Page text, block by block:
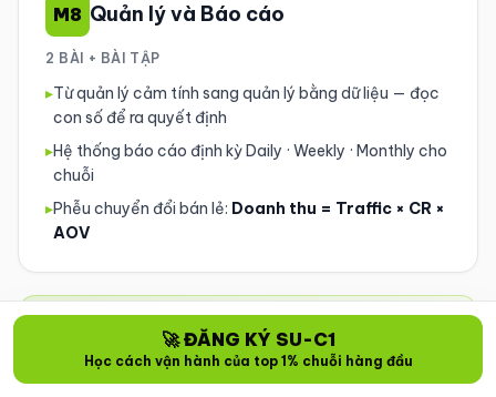
M8 Quản lý và Báo cáo
2 BÀI + BÀI TẬP
▸Từ quản lý cảm tính sang quản lý bằng dữ liệu — đọc
con số để ra quyết định
▸Hệ thống báo cáo định kỳ Daily · Weekly · Monthly cho
chuỗi
▸Phễu chuyển đổi bán lẻ: Doanh thu = Traffic × CR ×
AOV
Đóng gói và Nhân bản
3 BÀI + QUIZ TỔNG ÔN
🚀 ĐĂNG KÝ SU-C1
Học cách vận hành của top 1% chuỗi hàng đầu